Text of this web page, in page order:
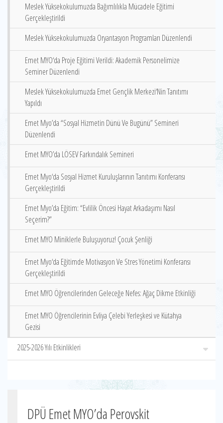
Meslek Yüksekokulumuzda Bağımlılıkla Mücadele Eğitimi
Gerçekleştirildi
Meslek Yüksekokulumuzda Oryantasyon Programları Düzenlendi
Emet MYO‘da Proje Eğitimi Verildi: Akademik Personelimize
Seminer Düzenlendi
Meslek Yüksekokulumuzda Emet Gençlik Merkezi‘Nin Tanıtımı
Yapıldı
Emet Myo’da “Sosyal Hizmetin Dünü Ve Bugünü” Semineri
Düzenlendi
Emet MYO’da LÖSEV Farkındalık Semineri
Emet Myo‘da Sosyal Hizmet Kuruluşlarının Tanıtımı Konferansı
Gerçekleştirildi
Emet Myo’da Eğitim: “Evlilik Öncesi Hayat Arkadaşımı Nasıl
Seçerim?”
Emet MYO Miniklerle Buluşuyoruz! Çocuk Şenliği
Emet Myo‘da Eğitimde Motivasyon Ve Stres Yönetimi Konferansı
Gerçekleştirildi
Emet MYO Öğrencilerinden Geleceğe Nefes: Ağaç Dikme Etkinliği
Emet MYO Öğrencilerinin Evliya Çelebi Yerleşkesi ve Kütahya
Gezisi
2025-2026 Yılı Etkinlikleri
DPÜ Emet MYO’da Perovskit